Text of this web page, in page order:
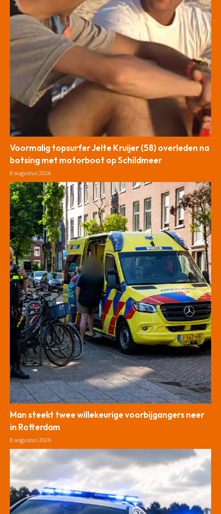
Voormalig topsurfer Jelte Kruijer (58) overleden na
botsing met motorboot op Schildmeer
8 augustus 2026
Man steekt twee willekeurige voorbijgangers neer
in Rotterdam
8 augustus 2026